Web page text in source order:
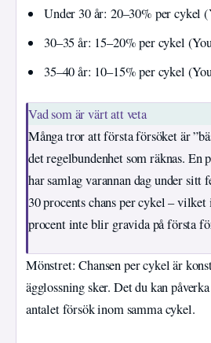
Under 30 år: 20–30% per cykel
30–35 år: 15–20% per cykel
35–40 år: 10–15% per cykel
Vad som är värt att veta
Många tror att första försöket är
det regelbundenhet som räknas. En
har samlag varannan dag under sitt
30 procents chans per cykel –
procent inte blir gravida på första
Mönstret: Chansen per cykel är
ägglossning sker. Det du kan
antalet försök inom samma cykel.